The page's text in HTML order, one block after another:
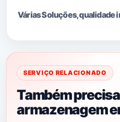
Várias Soluções, qualidade i
SERVIÇO RELACIONADO
Também
armazenagem